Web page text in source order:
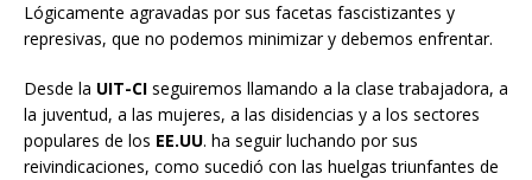
Lógicamente agravadas por sus facetas fascistizantes y
represivas, que no podemos minimizar y debemos enfrentar.
Desde la UIT-CI seguiremos llamando a la clase trabajadora, a
la juventud, a las mujeres, a las disidencias y a los sectores
populares de los EE.UU. ha seguir luchando por sus
reivindicaciones, como sucedió con las huelgas triunfantes de